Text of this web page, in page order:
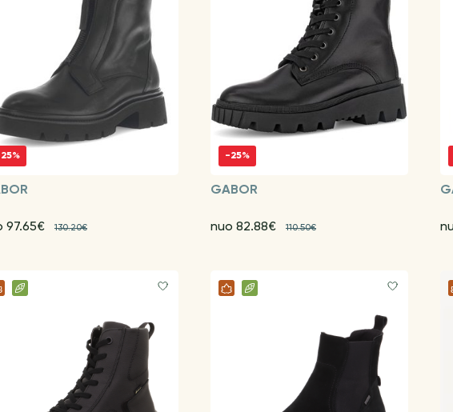
97.65€ 130.20€
-25%
GABOR
nuo 82.88€ 110.50€